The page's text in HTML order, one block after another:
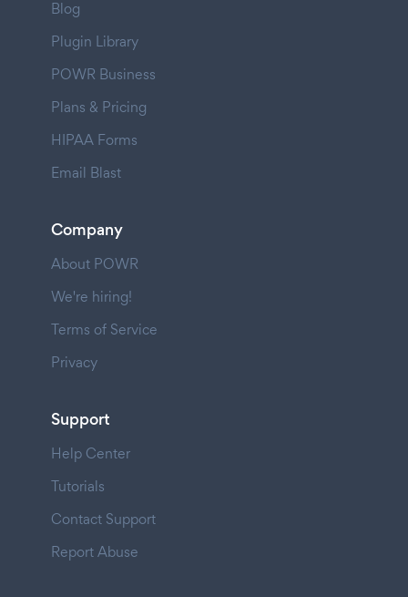
Blog
Plugin Library
POWR Business
Plans & Pricing
HIPAA Forms
Email Blast
Company
About POWR
We're hiring!
Terms of Service
Privacy
Support
Help Center
Tutorials
Contact Support
Report Abuse